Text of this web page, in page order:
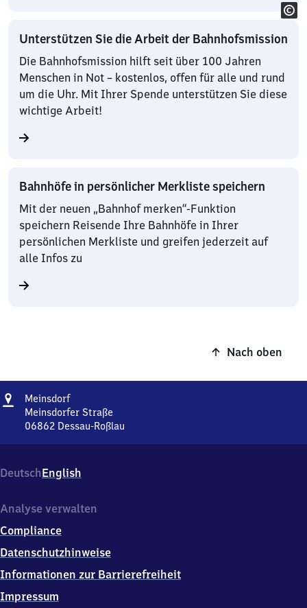
Unterstützen Sie die Arbeit der Bahnhofsmission
Die Bahnhofsmission hilft seit über 100 Jahren
Menschen in Not – kostenlos, offen für alle und rund
um die Uhr. Mit Ihrer Spende unterstützen Sie diese
wichtige Arbeit!
Bahnhöfe in persönlicher Merkliste speichern
Mit der neuen „Bahnhof merken“-Funktion
speichern Reisende Ihre Bahnhöfe in Ihrer
persönlichen Merkliste und greifen jederzeit auf
alle Infos zu
Nach oben
Adresse
MeinsdorfMeinsdorf
Meinsdorfer Straße
06862 Dessau-Roßlau
Straße,
0
8
2
Dessau-
DeutschEnglish
Analyse verwalten
Compliance
Datenschutzhinweise
Informationen zur Barrierefreiheit
Impressum